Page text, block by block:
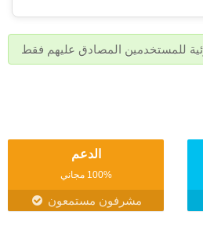
💕
للمستخدمين المصادق عليهم فقط
الدعم
100% مجاني
مشرفون مستمعون